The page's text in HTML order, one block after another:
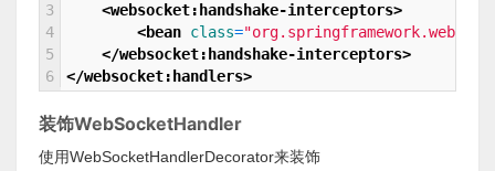
3
4
5
6
<websocket:handshake-interceptors>
<bean class=
</websocket:handshake-interceptors>
</websocket:handlers>
装饰WebSocketHandler
使用WebSocketHandlerDecorator来装饰